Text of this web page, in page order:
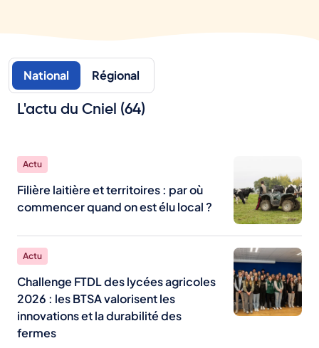
National Régional
L'actu du Cniel (64)
Actu
Filière laitière et territoires : par où
commencer quand on est élu local ?
Actu
Challenge FTDL des lycées agricoles
2026 : les BTSA valorisent les
innovations et la durabilité des
fermes